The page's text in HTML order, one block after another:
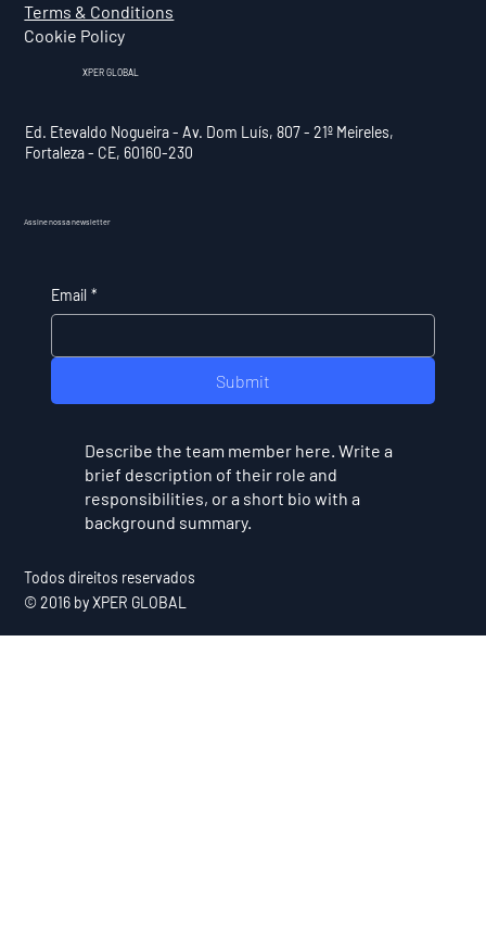
Terms & Conditions
Cookie Policy
XPER GLOBAL
Ed. Etevaldo Nogueira - Av. Dom Luís, 807 - 21º Meireles,
Fortaleza - CE, 60160-230
Assine nossa newsletter
Email *
Submit
Describe the team member here. Write a
brief description of their role and
responsibilities, or a short bio with a
background summary.
Todos direitos reservados
© 2016 by XPER GLOBAL